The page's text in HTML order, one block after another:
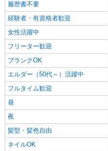
履歴書不要
経験者・有資格者歓迎
女性活躍中
フリーター歓迎
ブランクOK
エルダー（50代～）活躍中
フルタイム歓迎
昼
夜
髪型・髪色自由
ネイルOK